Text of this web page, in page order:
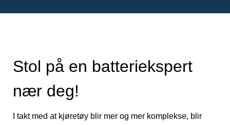
Stol på en batteriekspert
nær deg!
I takt med at kjøretøy blir mer og mer komplekse, blir